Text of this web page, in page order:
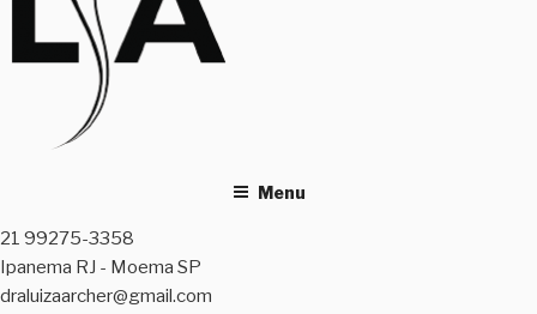
Menu
21 99275-3358
Ipanema RJ - Moema SP
draluizaarcher@gmail.com